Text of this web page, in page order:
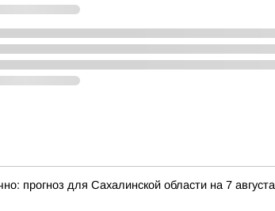
прогноз для Сахалинской области на 7 августа